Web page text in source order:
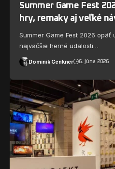
Summer Game Fest
hry, remaky aj veľké
Summer Game Fest 2026
najväčšie herné udalosti…
Dominik Cenkner 6. júna 2026